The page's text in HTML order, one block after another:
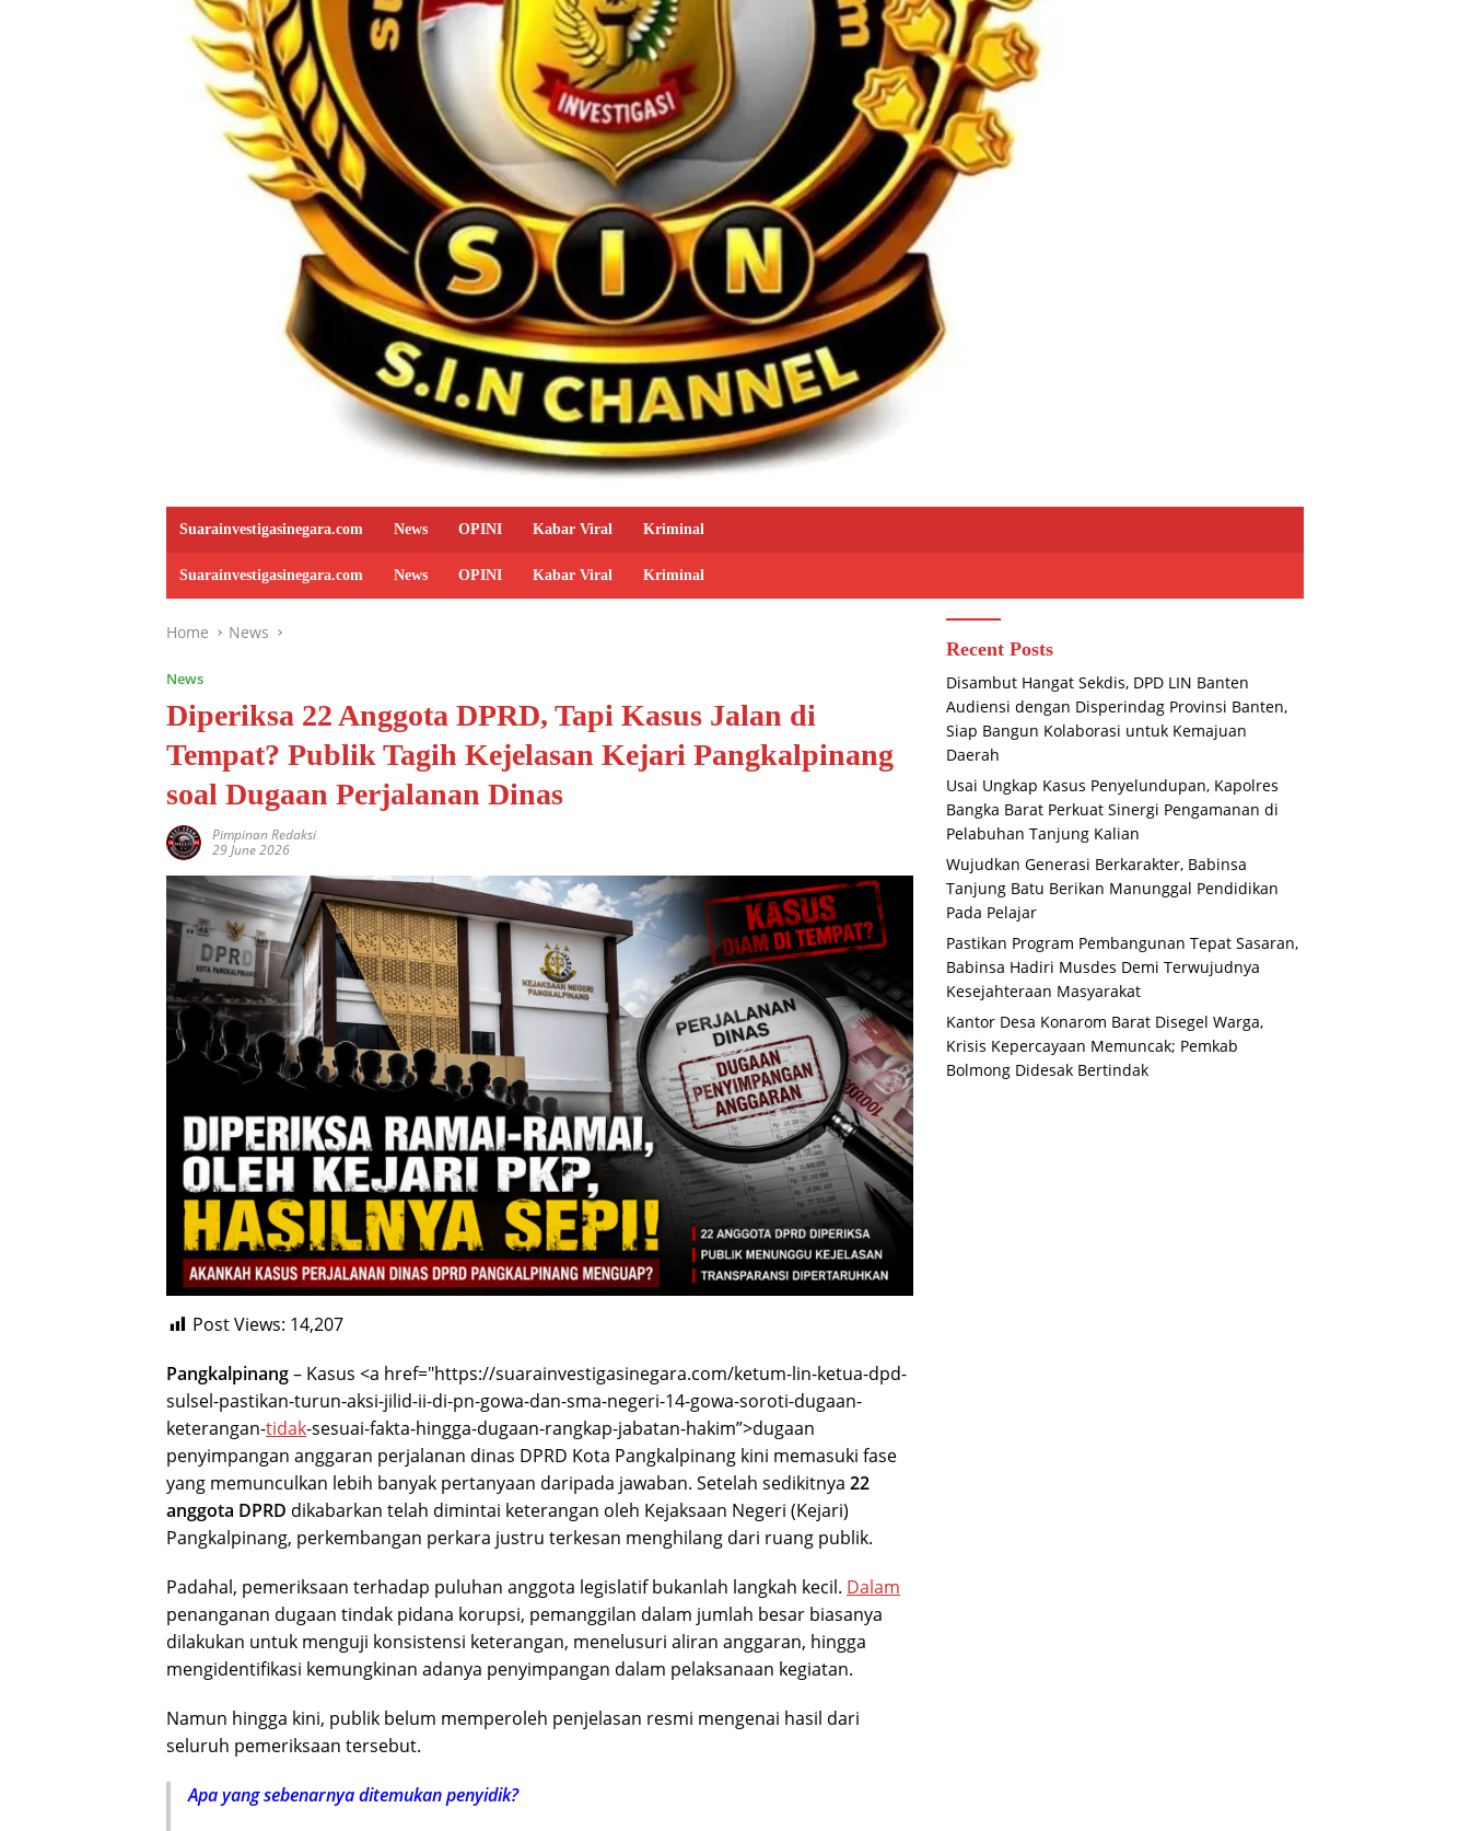
Suarainvestigasinegara.com News OPINI Kabar Viral Kriminal
Suarainvestigasinegara.com News OPINI Kabar Viral Kriminal
Home News
News
Diperiksa 22 Anggota DPRD, Tapi Kasus Jalan di
Tempat? Publik Tagih Kejelasan Kejari Pangkalpinang
soal Dugaan Perjalanan Dinas
Pimpinan Redaksi
29 June 2026
Post Views: 14,207
Pangkalpinang– Kasus <a href="https://suarainvestigasinegara.com/ketum-lin-ketua-dpd-
sulsel-pastikan-turun-aksi-jilid-ii-di-pn-gowa-dan-sma-negeri-14-gowa-soroti-dugaan-
keterangan-tidak-sesuai-fakta-hingga-dugaan-rangkap-jabatan-hakim”>dugaan
penyimpangan anggaran perjalanan dinas DPRD Kota Pangkalpinang kini memasuki fase
yang memunculkan lebih banyak pertanyaan daripada jawaban. Setelah sedikitnya 22
anggota DPRD dikabarkan telah dimintai keterangan oleh Kejaksaan Negeri (Kejari)
Pangkalpinang, perkembangan perkara justru terkesan menghilang dari ruang publik.
Padahal, pemeriksaan terhadap puluhan anggota legislatif bukanlah langkah kecil. Dalam
penanganan dugaan tindak pidana korupsi, pemanggilan dalam jumlah besar biasanya
dilakukan untuk menguji konsistensi keterangan, menelusuri aliran anggaran, hingga
mengidentifikasi kemungkinan adanya penyimpangan dalam pelaksanaan kegiatan.
Namun hingga kini, publik belum memperoleh penjelasan resmi mengenai hasil dari
seluruh pemeriksaan tersebut.
Apa yang sebenarnya ditemukan penyidik?
Recent Posts
Disambut Hangat Sekdis, DPD LIN Banten
Audiensi dengan Disperindag Provinsi Banten,
Siap Bangun Kolaborasi untuk Kemajuan
Daerah
Usai Ungkap Kasus Penyelundupan, Kapolres
Bangka Barat Perkuat Sinergi Pengamanan di
Pelabuhan Tanjung Kalian
Wujudkan Generasi Berkarakter, Babinsa
Tanjung Batu Berikan Manunggal Pendidikan
Pada Pelajar
Pastikan Program Pembangunan Tepat Sasaran,
Babinsa Hadiri Musdes Demi Terwujudnya
Kesejahteraan Masyarakat
Kantor Desa Konarom Barat Disegel Warga,
Krisis Kepercayaan Memuncak; Pemkab
Bolmong Didesak Bertindak